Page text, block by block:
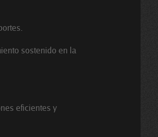
sostenido en la
eficientes y